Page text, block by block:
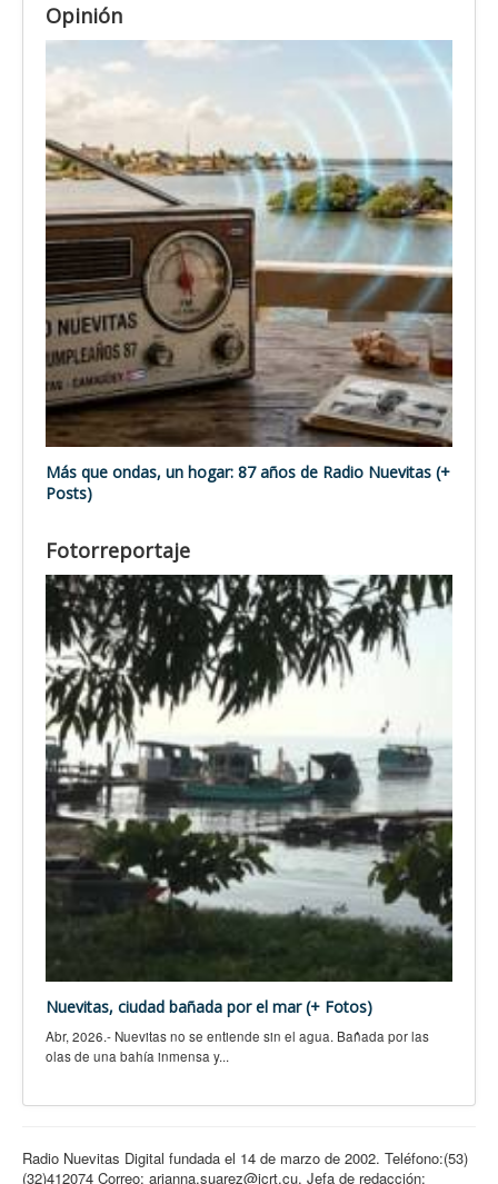
Opinión
Más que ondas, un hogar: 87 años de Radio Nuevitas (+
Posts)
Fotorreportaje
Nuevitas, ciudad bañada por el mar (+ Fotos)
Abr, 2026.- Nuevitas no se entiende sin el agua. Bañada por las
olas de una bahía inmensa y...
Radio Nuevitas Digital fundada el 14 de marzo de 2002. Teléfono:(53)
(32)412074 Correo: arianna.suarez@icrt.cu. Jefa de redacción: